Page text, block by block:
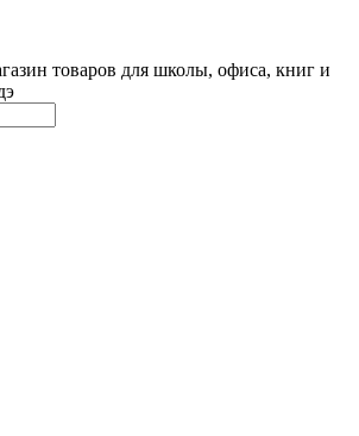
товаров для школы, офиса, книг и